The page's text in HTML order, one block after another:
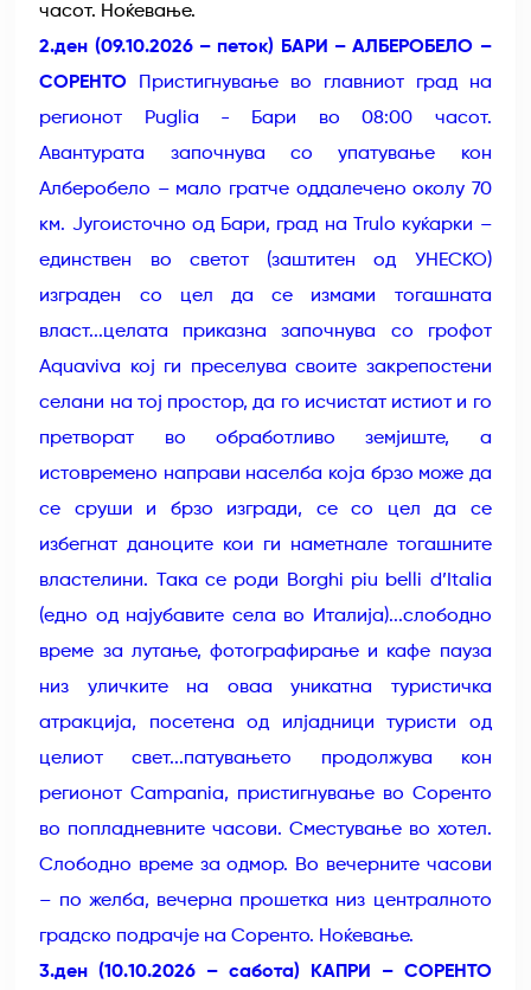
часот. Ноќевање.
2.ден (09.10.2026 – петок) БАРИ – АЛБЕРОБЕЛО –
СОРЕНТО Пристигнување во главниот град на
регионот Puglia - Бари во 08:00 часот.
Авантурата започнува со упатување кон
Алберобело – мало гратче оддалечено околу 70
км. Југоисточно од Бари, град на Trulo куќарки –
единствен во светот (заштитен од УНЕСКО)
изграден со цел да се измами тогашната
власт...целата приказна започнува со грофот
Aquaviva кој ги преселува своите закрепостени
селани на тој простор, да го исчистат истиот и го
претворат во обработливо земјиште, а
истовремено направи населба која брзо може да
се сруши и брзо изгради, се со цел да се
избегнат даноците кои ги наметнале тогашните
властелини. Така се роди Borghi piu belli d’Italia
(едно од најубавите села во Италија)...слободно
време за лутање, фотографирање и кафе пауза
низ уличките на оваа уникатна туристичка
атракција, посетена од илјадници туристи од
целиот свет...патувањето продолжува кон
регионот Campania, пристигнување во Соренто
во попладневните часови. Сместување во хотел.
Слободно време за одмор. Во вечерните часови
– по желба, вечерна прошетка низ централното
градско подрачје на Соренто. Ноќевање.
3.ден (10.10.2026 – сабота) КАПРИ – СОРЕНТО